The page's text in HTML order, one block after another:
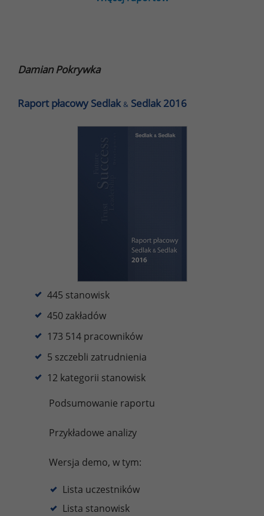
Damian Pokrywka
Raport płacowy Sedlak& Sedlak 2016
445 stanowisk
450 zakładów
173 514 pracowników
5 szczebli zatrudnienia
12 kategorii stanowisk
Podsumowanie raportu
Przykładowe analizy
Wersja demo, w tym:
Lista uczestników
Lista stanowisk